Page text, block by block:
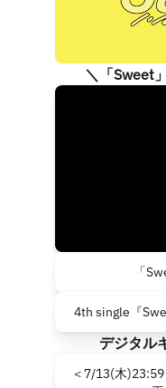
＼「Sweet
「
4th single『
デジタル
＜7/13(木